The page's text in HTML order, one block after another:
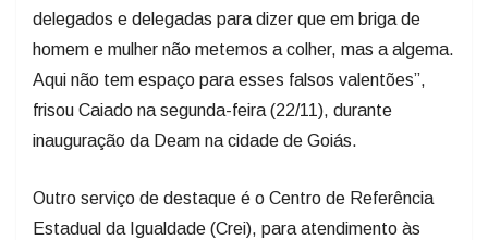
delegados e delegadas para dizer que em briga de
homem e mulher não metemos a colher, mas a algema.
Aqui não tem espaço para esses falsos valentões”,
frisou Caiado na segunda-feira (22/11), durante
inauguração da Deam na cidade de Goiás.
Outro serviço de destaque é o Centro de Referência
Estadual da Igualdade (Crei), para atendimento às